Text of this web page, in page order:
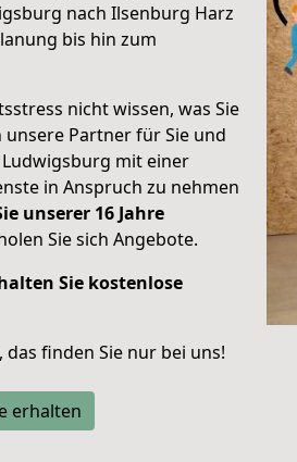
nach Ilsenburg Harz
bis hin zum
nicht wissen, was Sie
Partner für Sie und
mit einer
in Anspruch zu nehmen
unserer 16 Jahre
Sie sich Angebote.
Sie kostenlose
, das finden Sie nur bei uns!
erhalten